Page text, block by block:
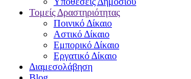
Τομείς Δραστηριότητας
Ποινικό Δίκαιο
Αστικό Δίκαιο
Εμπορικό Δίκαιο
Εργατικό Δίκαιο
Διαμεσολάβηση